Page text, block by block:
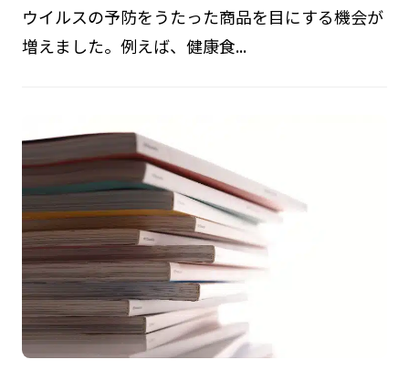
ウイルスの予防をうたった商品を目にする機会が
増えました。例えば、健康食...